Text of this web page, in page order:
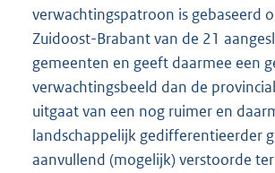
verwachtingspatroon is gebaseerd
Zuidoost-Brabant van de 21
gemeenten en geeft daarmee een
verwachtingsbeeld dan de
uitgaat van een nog ruimer en
landschappelijk gedifferentieerder
aanvullend (mogelijk) verstoorde